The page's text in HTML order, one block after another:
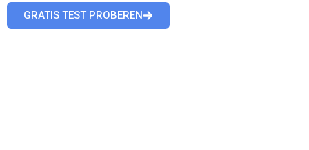
GRATIS TEST PROBEREN